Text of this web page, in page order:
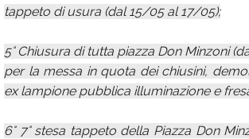
tappeto di usura (dal 15/05 al 17/05);
5° Chiusura di tutta piazza Don Minzoni
per la messa in quota dei chiusini,
ex lampione pubblica illuminazione e
6° 7° stesa tappeto della Piazza Don